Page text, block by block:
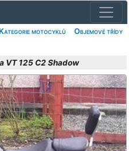
Kategorie motocyklů
Objemové třídy
VT 125 C2 Shadow